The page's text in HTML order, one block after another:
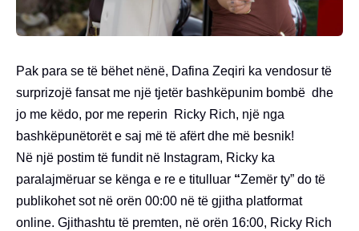
Pak para se të bëhet nënë, Dafina Zeqiri ka vendosur të
surprizojë fansat me një tjetër bashkëpunim bombë dhe
jo me këdo, por me reperin Ricky Rich, një nga
bashkëpunëtorët e saj më të afërt dhe më besnik!
Në një postim të fundit në Instagram, Ricky ka
paralajmëruar se kënga e re e titulluar “Zemër ty” do të
publikohet sot në orën 00:00 në të gjitha platformat
online. Gjithashtu të premten, në orën 16:00, Ricky Rich